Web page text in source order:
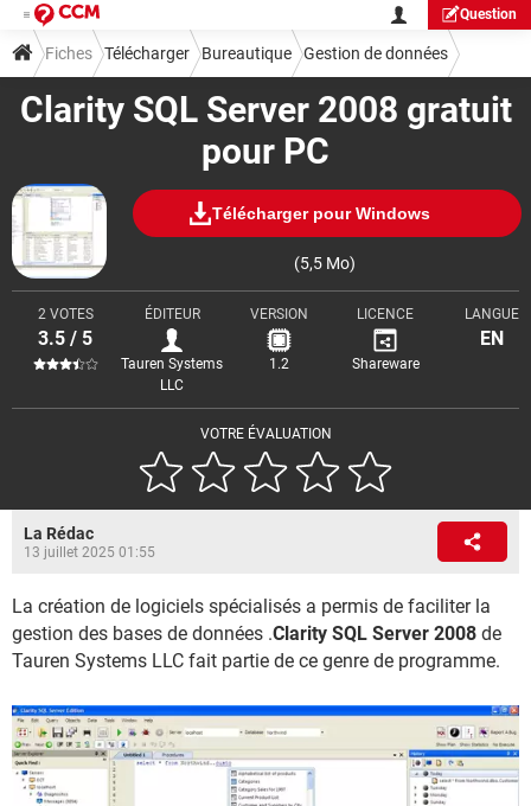
Question
Clarity SQL Server 2008 gratuit
pour PC
Télécharger pour Windows
(5,5 Mo)
VOTRE ÉVALUATION
2 VOTES
3.5 / 5
ÉDITEUR
Tauren Systems
LLC
VERSION
1.2
LICENCE
Shareware
LANGUE
EN
Fiches Télécharger Bureautique Gestion de données
La Rédac
13 juillet 2025 01:55
La création de logiciels spécialisés a permis de faciliter la
gestion des bases de données .Clarity SQL Server 2008 de
Tauren Systems LLC fait partie de ce genre de programme.